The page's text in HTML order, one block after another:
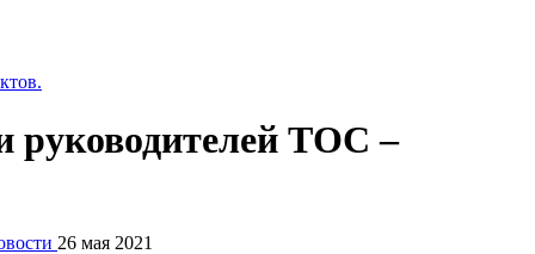
руководителей ТОС –
26 мая 2021